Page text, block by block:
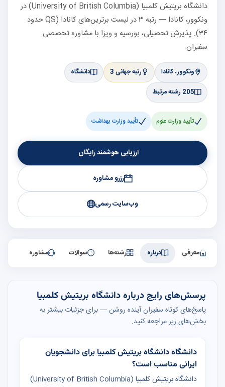
دانشگاه بریتیش کلمبیا (University of British Columbia) در
ونکوور، کانادا — رتبه 3 در لیست برترین‌های کانادا (QS حدود
۳۴). پذیرش تحصیلی، بورسیه و ویزا با مشاوره تخصصی
سفیران.
ونکوور، کانادا رتبه جهانی 3
دانشگاه
205 رشته مرتبط
تأیید وزارت علوم تأیید وزارت بهداشت
ارزیابی هوشمند رایگان
رزرو مشاوره
وب‌سایت رسمی
معرفی درباره رشته‌ها سوالات مشاوره
پرسش‌های رایج درباره دانشگاه بریتیش کلمبیا
پاسخ‌های کوتاه سفیران آینده روشن — برای جزئیات بیشتر به
بخش‌های زیر مراجعه کنید.
دانشگاه دانشگاه بریتیش کلمبیا برای دانشجویان
ایرانی مناسب است؟
دانشگاه بریتیش کلمبیا (University of British Columbia)